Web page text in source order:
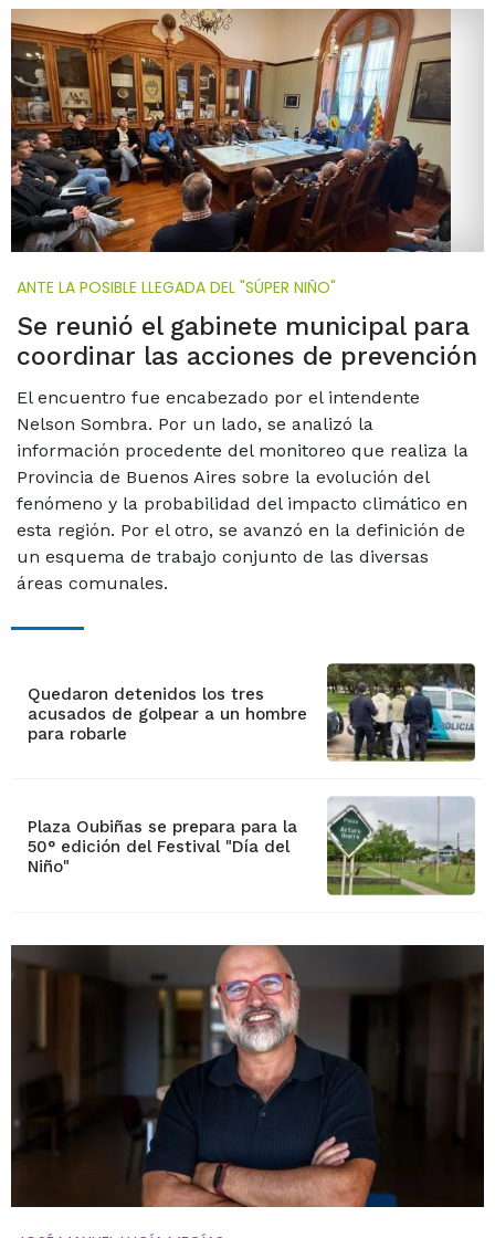
ANTE LA POSIBLE LLEGADA DEL "SÚPER NIÑO"
Se reunió el gabinete municipal para
coordinar las acciones de prevención
El encuentro fue encabezado por el intendente
Nelson Sombra. Por un lado, se analizó la
información procedente del monitoreo que realiza la
Provincia de Buenos Aires sobre la evolución del
fenómeno y la probabilidad del impacto climático en
esta región. Por el otro, se avanzó en la definición de
un esquema de trabajo conjunto de las diversas
áreas comunales.
Quedaron detenidos los tres
acusados de golpear a un hombre
para robarle
Plaza Oubiñas se prepara para la
50° edición del Festival "Día del
Niño"